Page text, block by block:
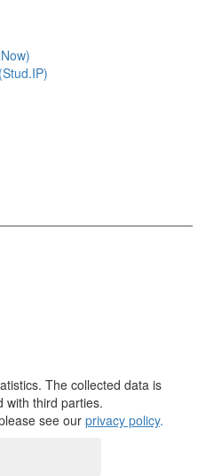
The collected data is
with third parties.
see our privacy policy.